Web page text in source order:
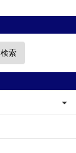
検索